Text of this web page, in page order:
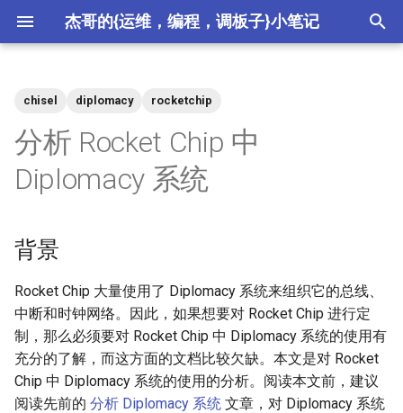
杰哥的{运维，编程，调板子}小笔记
始
化
索
引
擎
2025
2023
2022
2021
2020
csdn
devops
hardware
meta
misc
chisel diplomacy rocketchip
分析 Rocket Chip 中
Diplomacy 系统
背景
Rocket Chip 大量使用了 Diplomacy 系统来组织它的总线、
中断和时钟网络。因此，如果想要对 Rocket Chip 进行定
制，那么必须要对 Rocket Chip 中 Diplomacy 系统的使用有
充分的了解，而这方面的文档比较欠缺。本文是对 Rocket
Chip 中 Diplomacy 系统的使用的分析。阅读本文前，建议
阅读先前的 分析 Diplomacy 系统 文章，对 Diplomacy 系统